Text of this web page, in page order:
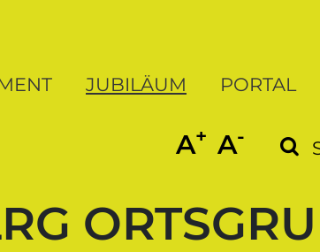
JUBILÄUM
PORTAL
SCHRIFT
A+ A-